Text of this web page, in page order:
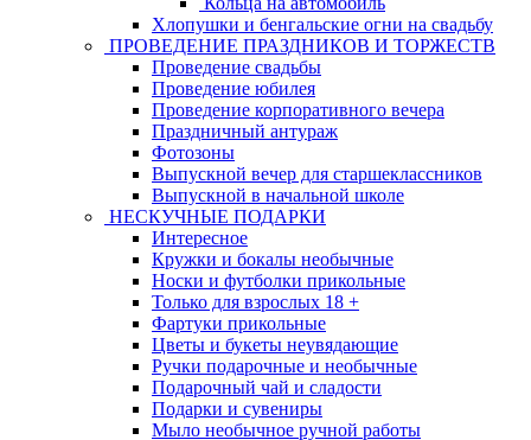
Хлопушки и бенгальские огни на свадьбу
ПРОВЕДЕНИЕ ПРАЗДНИКОВ И ТОРЖЕСТВ
Проведение свадьбы
Проведение юбилея
Проведение корпоративного вечера
Праздничный антураж
Фотозоны
Выпускной вечер для старшеклассников
Выпускной в начальной школе
НЕСКУЧНЫЕ ПОДАРКИ
Интересное
Кружки и бокалы необычные
Носки и футболки прикольные
Только для взрослых 18 +
Фартуки прикольные
Цветы и букеты неувядающие
Ручки подарочные и необычные
Подарочный чай и сладости
Подарки и сувениры
Мыло необычное ручной работы